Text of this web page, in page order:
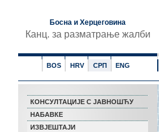
Босна и Херцеговина
Канц. за разматрање жалби
BOS HRV СРП ENG
КОНСУЛТАЦИЈЕ С ЈАВНОШЋУ
НАБАВКЕ
ИЗВЈЕШТАЈИ